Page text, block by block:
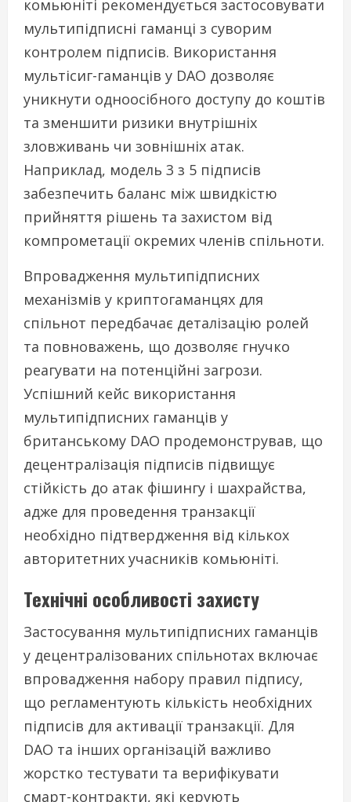
комьюніті рекомендується застосовувати
мультипідписні гаманці з суворим
контролем підписів. Використання
мультісиг-гаманців у DAO дозволяє
уникнути одноосібного доступу до коштів
та зменшити ризики внутрішніх
зловживань чи зовнішніх атак.
Наприклад, модель 3 з 5 підписів
забезпечить баланс між швидкістю
прийняття рішень та захистом від
компрометації окремих членів спільноти.
Впровадження мультипідписних
механізмів у криптогаманцях для
спільнот передбачає деталізацію ролей
та повноважень, що дозволяє гнучко
реагувати на потенційні загрози.
Успішний кейс використання
мультипідписних гаманців у
британському DAO продемонстрував, що
децентралізація підписів підвищує
стійкість до атак фішингу і шахрайства,
адже для проведення транзакції
необхідно підтвердження від кількох
авторитетних учасників комьюніті.
Технічні особливості захисту
Застосування мультипідписних гаманців
у децентралізованих спільнотах включає
впровадження набору правил підпису,
що регламентують кількість необхідних
підписів для активації транзакції. Для
DAO та інших організацій важливо
жорстко тестувати та верифікувати
смарт-контракти, які керують